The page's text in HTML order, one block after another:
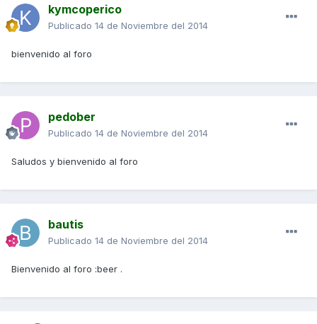
kymcoperico
Publicado 14 de Noviembre del 2014
bienvenido al foro
pedober
Publicado 14 de Noviembre del 2014
Saludos y bienvenido al foro
bautis
Publicado 14 de Noviembre del 2014
Bienvenido al foro :beer .